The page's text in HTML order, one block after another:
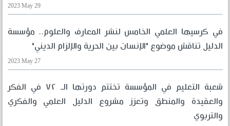
2023 May 29
في كرسيها العلمي الخامس لنشر المعارف والعلوم.. مؤسسة
الدليل تناقش موضوع "الإنسان بين الحرية والإلزام الديني"
2023 May 27
شعبة التعليم في المؤسسة تختتم دورتها الـ ٧٢ في الفكر
والعقيدة والمنطق وتعزز مشروع الدليل العلمي والفكري
والتربوي